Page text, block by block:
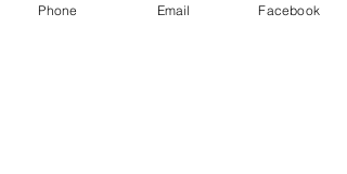
Phone Email Facebook